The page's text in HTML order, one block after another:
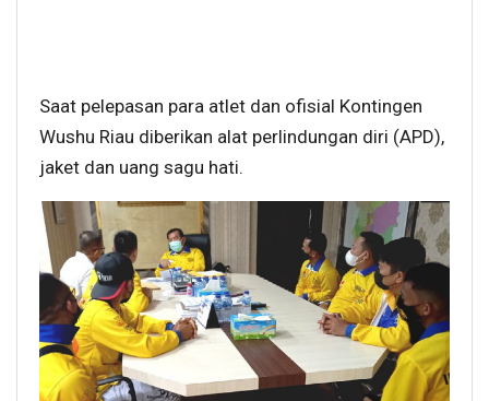
Saat pelepasan para atlet dan ofisial Kontingen
Wushu Riau diberikan alat perlindungan diri (APD),
jaket dan uang sagu hati.